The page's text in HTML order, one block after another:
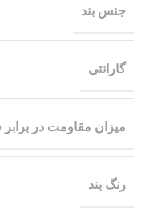
جنس بند
گارانتی
میزان مقاومت در
رنگ بند